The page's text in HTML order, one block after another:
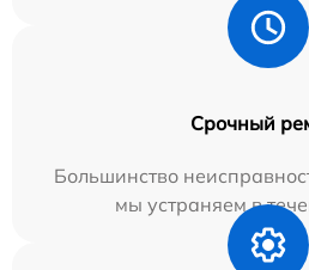
Срочный
Большинство
мы устраняем в